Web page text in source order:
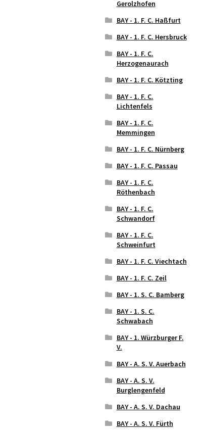
Gerolzhofen
BAY - 1. F. C. Haßfurt
BAY - 1. F. C. Hersbruck
BAY - 1. F. C.
Herzogenaurach
BAY - 1. F. C. Kötzting
BAY - 1. F. C.
Lichtenfels
BAY - 1. F. C.
Memmingen
BAY - 1. F. C. Nürnberg
BAY - 1. F. C. Passau
BAY - 1. F. C.
Röthenbach
BAY - 1. F. C.
Schwandorf
BAY - 1. F. C.
Schweinfurt
BAY - 1. F. C. Viechtach
BAY - 1. F. C. Zeil
BAY - 1. S. C. Bamberg
BAY - 1. S. C.
Schwabach
BAY - 1. Würzburger F.
V.
BAY - A. S. V. Auerbach
BAY - A. S. V.
Burglengenfeld
BAY - A. S. V. Dachau
BAY - A. S. V. Fürth